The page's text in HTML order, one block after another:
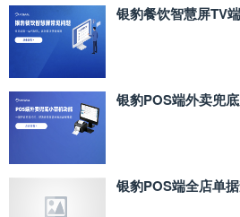
银豹餐饮智慧屏TV
银豹POS端外卖兜
银豹POS端全店单